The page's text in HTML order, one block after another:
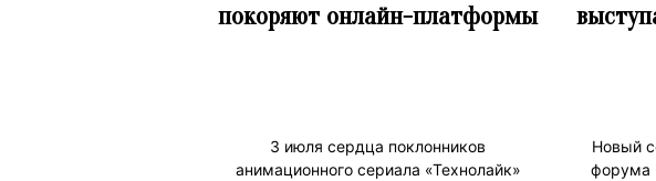
покоряют онлайн-платформы
3 июля сердца поклонников
анимационного сериала «Технолайк»
Новый
форума